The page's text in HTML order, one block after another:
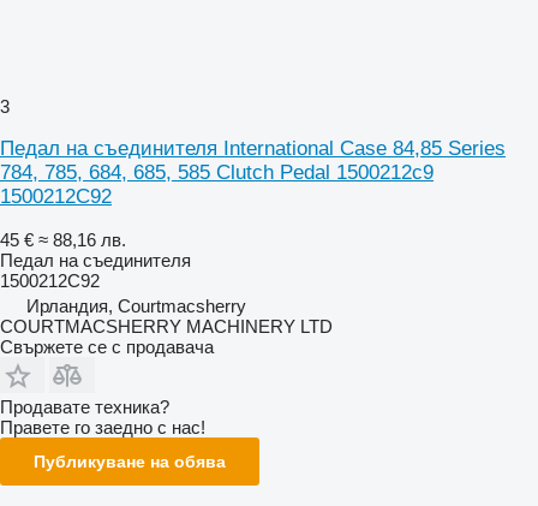
3
Педал на съединителя International Case 84,85 Series
784, 785, 684, 685, 585 Clutch Pedal 1500212c9
1500212C92
45 € ≈ 88,16 лв.
Педал на съединителя
1500212C92
Ирландия, Courtmacsherry
COURTMACSHERRY MACHINERY LTD
Свържете се с продавача
Продавате техника?
Правете го заедно с нас!
Публикуване на обява